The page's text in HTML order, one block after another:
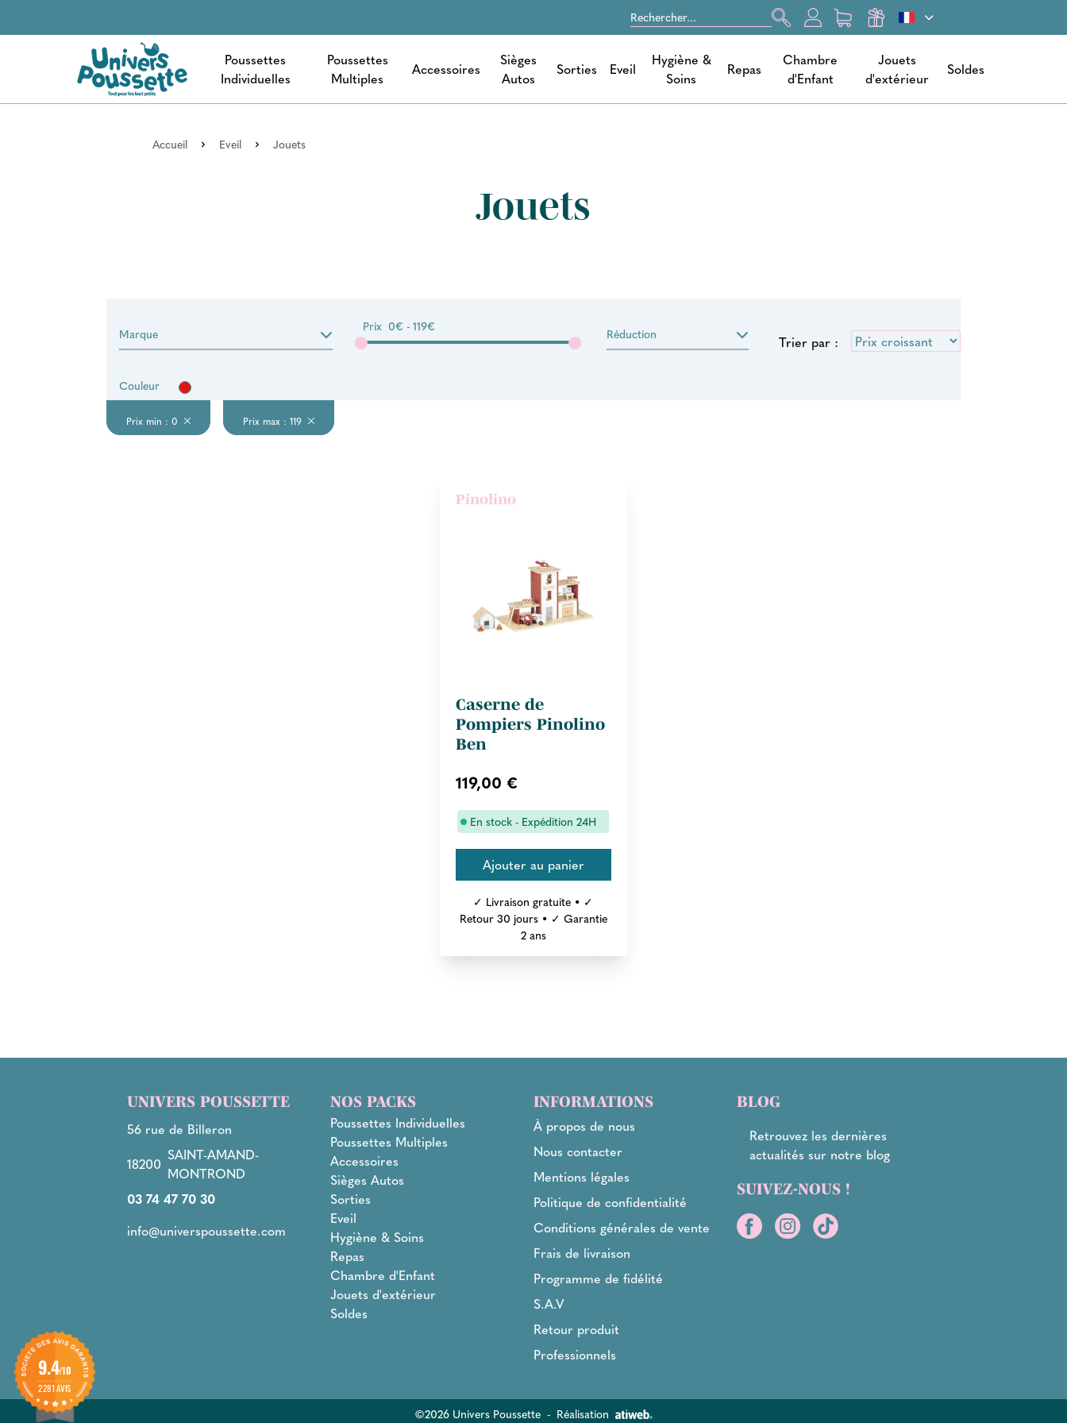
Poussettes
Individuelles
Poussettes
Multiples
Accessoires
Sièges
Autos
Sorties Eveil
Hygiène &
Soins
Repas
Chambre
d'Enfant
Jouets
d'extérieur
Soldes
Accueil Eveil Jouets
Jouets
Marque Prix 0€ - 119€ Réduction Trier par :
Couleur
Prix min : 0 Prix max : 119
Pinolino
Caserne de
Pompiers Pinolino
Ben
119,00 €
En stock - Expédition 24H
✓ Livraison gratuite • ✓
Retour 30 jours • ✓ Garantie
2 ans
UNIVERS POUSSETTE
56 rue de Billeron
18200
SAINT-AMAND-
MONTROND
03 74 47 70 30
info@universpoussette.com
NOS PACKS
Poussettes Individuelles
Poussettes Multiples
Accessoires
Sièges Autos
Sorties
Eveil
Hygiène & Soins
Repas
Chambre d'Enfant
Jouets d'extérieur
Soldes
INFORMATIONS
À propos de nous
Nous contacter
Mentions légales
Politique de confidentialité
Conditions générales de vente
Frais de livraison
Programme de fidélité
S.A.V
Retour produit
Professionnels
BLOG
Retrouvez les dernières
actualités sur notre blog
SUIVEZ-NOUS !
©2026 Univers Poussette - Réalisation
9.4/10
2281 AVIS